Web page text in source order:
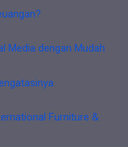
Media dengan Mudah
Furniture &